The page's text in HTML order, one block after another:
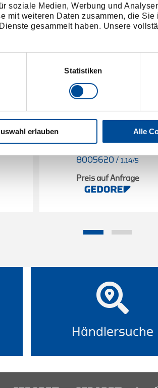
soziale Medien, Werbung und
mit weiteren Daten zusammen, die
gesammelt haben. Unsere
Statistiken
erlauben Alle
8005620 / 1.14/5
Preis auf Anfrage
Händlersuche